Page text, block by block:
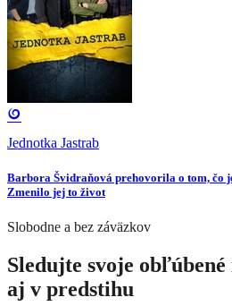
Jednotka Jastrab
Barbora Švidraňová prehovorila o tom, čo
Zmenilo jej to život
Slobodne a bez záväzkov
Sledujte svoje
aj v predstihu